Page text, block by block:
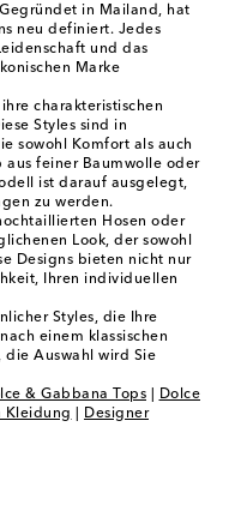
in Mailand, hat
neu definiert. Jedes
und das
Marke
charakteristischen
Styles sind in
sowohl Komfort als auch
feiner Baumwolle oder
ist darauf ausgelegt,
zu werden.
Hosen oder
Look, der sowohl
Designs bieten nicht nur
Ihren individuellen
Styles, die Ihre
einem klassischen
die Auswahl wird Sie
& Gabbana Tops
Dolce
Kleidung
Designer